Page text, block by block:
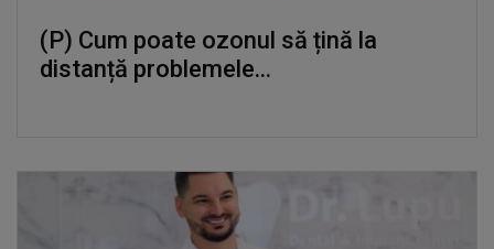
(P) Cum poate ozonul să țină la
distanță problemele...